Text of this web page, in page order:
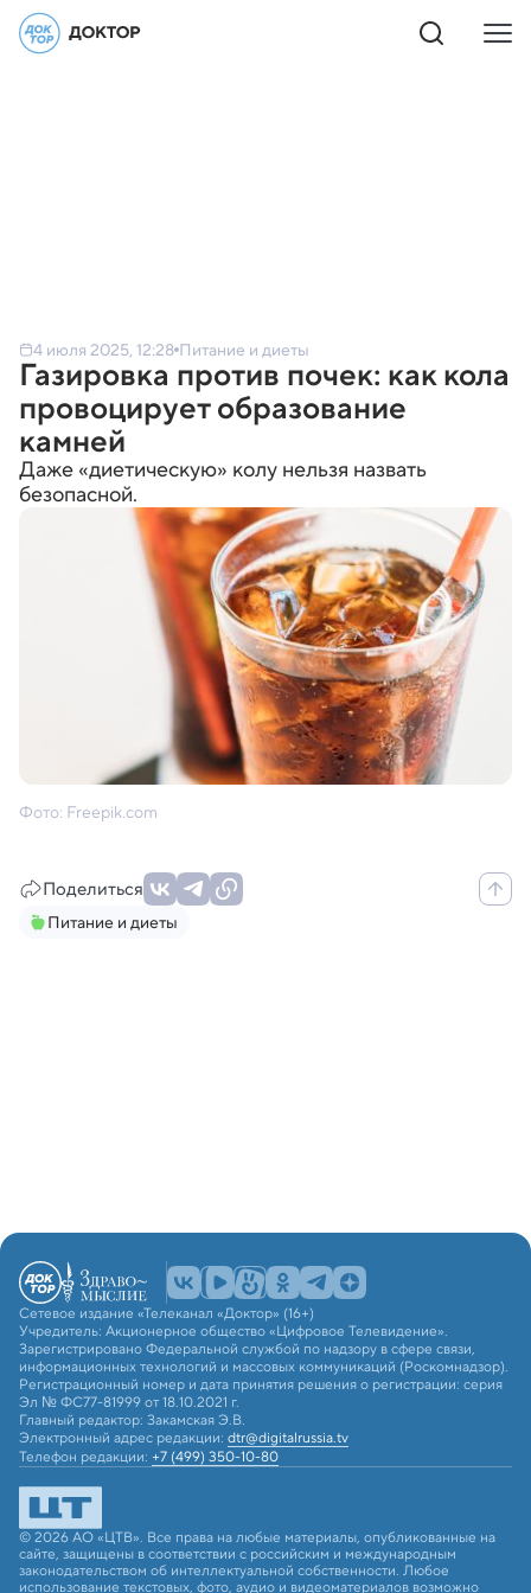
4 июля 2025, 12:28 Питание и диеты
Газировка против почек: как кола
провоцирует образование
камней
Даже «диетическую» колу нельзя назвать
безопасной.
Фото: Freepik.com
Поделиться
Питание и диеты
Сетевое издание «Телеканал «Доктор» (16+)
Учредитель: Акционерное общество «Цифровое Телевидение».
Зарегистрировано Федеральной службой по надзору в сфере связи,
информационных технологий и массовых коммуникаций (Роскомнадзор).
Регистрационный номер и дата принятия решения о регистрации: серия
Эл № ФС77-81999 от 18.10.2021 г.
Главный редактор: Закамская Э.В.
Электронный адрес редакции: dtr@digitalrussia.tv
Телефон редакции: +7 (499) 350-10-80
© 2026 АО «ЦТВ». Все права на любые материалы, опубликованные на
сайте, защищены в соответствии с российским и международным
законодательством об интеллектуальной собственности. Любое
использование текстовых, фото, аудио и видеоматериалов возможно